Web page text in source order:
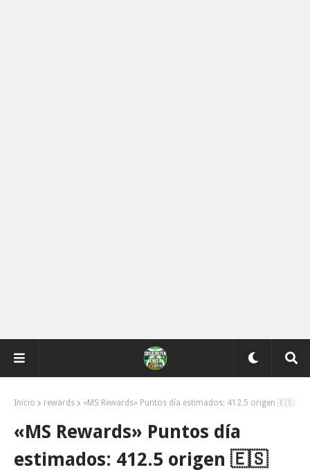
Inicio rewards «MS Rewards» Puntos día estimados: 412.5 origen 🇪🇸
«MS Rewards» Puntos día
estimados: 412.5 origen 🇪🇸